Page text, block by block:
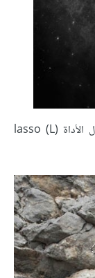
اجلب صورة الصخر في مشروع جديد، وباستعمال الأداة lasso (L)